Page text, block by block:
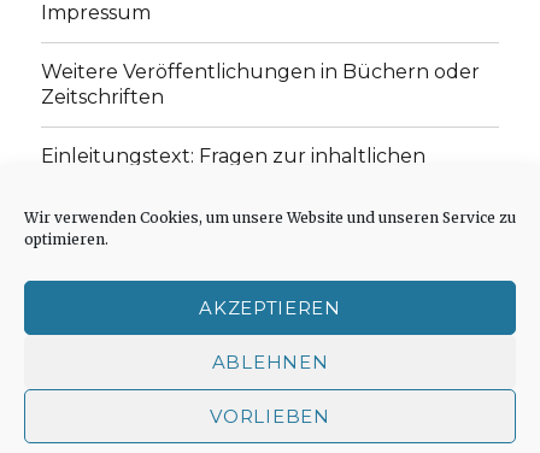
Wir verwenden Cookies, um unsere Website und unseren Service zu
optimieren.
AKZEPTIEREN
ABLEHNEN
VORLIEBEN
Impressum
Weitere Veröffentlichungen in Büchern oder
Zeitschriften
Einleitungstext: Fragen zur inhaltlichen
„schwachen Glaubens“
Cookie-Richtlinie (EU)
Impressum